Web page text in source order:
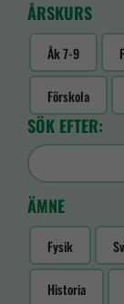
ÅRSKURS
Åk 7-9
Förskola
SÖK EFTER:
ÄMNE
Fysik
Historia